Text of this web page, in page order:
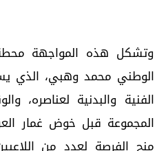
وتشكل هذه المواجهة
الوطني محمد وهبي، الذي
الفنية والبدنية لعناصره،
المجموعة قبل خوض غمار
منح الفرصة لعدد من